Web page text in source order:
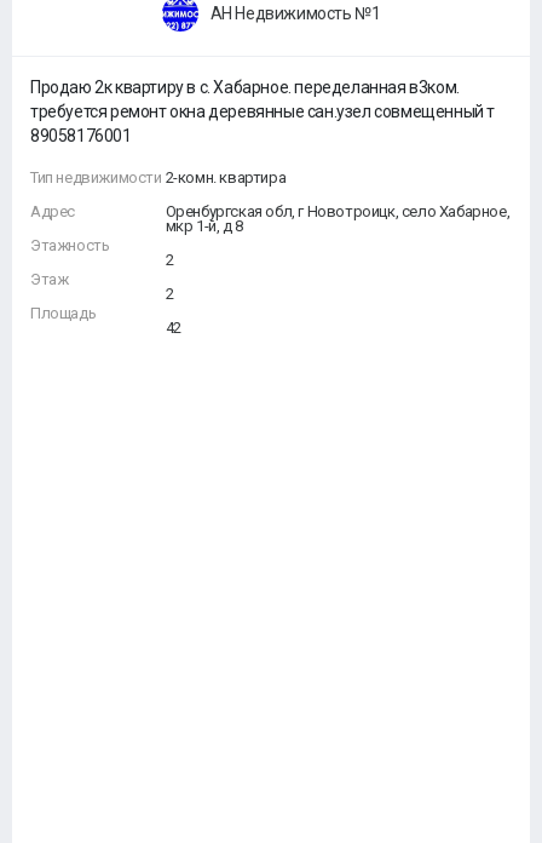
АН Недвижимость №1
Продаю 2к квартиру в с. Хабарное. переделанная в3ком.
требуется ремонт окна деревянные сан.узел совмещенный т
89058176001
Тип недвижимости
Адрес
Этажность
Этаж
Площадь
2-комн. квартира
Оренбургская обл, г Новотроицк, село Хабарное,
мкр 1-й, д 8
2
2
42